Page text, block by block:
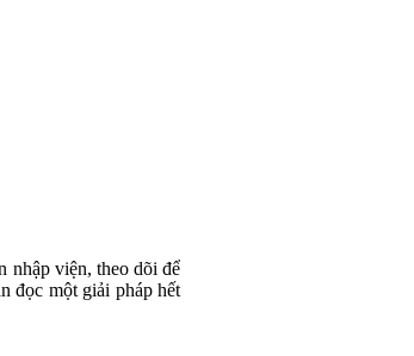
viện, theo dõi để
đọc một giải pháp hết